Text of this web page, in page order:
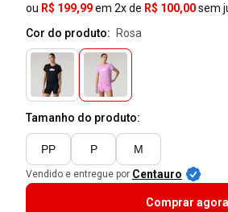
ou R$ 199,99em 2x de R$ 100,00sem
Cor do produto:
rosa
Tamanho do produto:
PP P M
Vendido e entregue por Centauro
Comprar agora